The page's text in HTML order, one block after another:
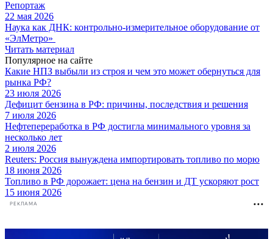
Репортаж
22 мая 2026
Наука как ДНК: контрольно-измерительное оборудование от
«ЭлМетро»
Читать материал
Популярное на сайте
Какие НПЗ выбыли из строя и чем это может обернуться для
рынка РФ?
23 июля 2026
Дефицит бензина в РФ: причины, последствия и решения
7 июля 2026
Нефтепереработка в РФ достигла минимального уровня за
несколько лет
2 июля 2026
Reuters: Россия вынуждена импортировать топливо по морю
18 июня 2026
Топливо в РФ дорожает: цена на бензин и ДТ ускоряют рост
15 июня 2026
РЕКЛАМА